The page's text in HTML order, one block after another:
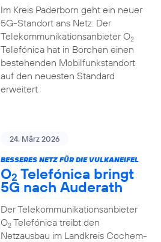
Im Kreis Paderborn geht ein neuer
5G-Standort ans Netz: Der
Telekommunikationsanbieter O2
Telefónica hat in Borchen einen
bestehenden Mobilfunkstandort
auf den neuesten Standard
erweitert
24. März 2026
BESSERES NETZ FÜR DIE VULKANEIFEL
O2 Telefónica bringt
5G nach Auderath
Der Telekommunikationsanbieter
O2Telefónica treibt den
Netzausbau im Landkreis Cochem-